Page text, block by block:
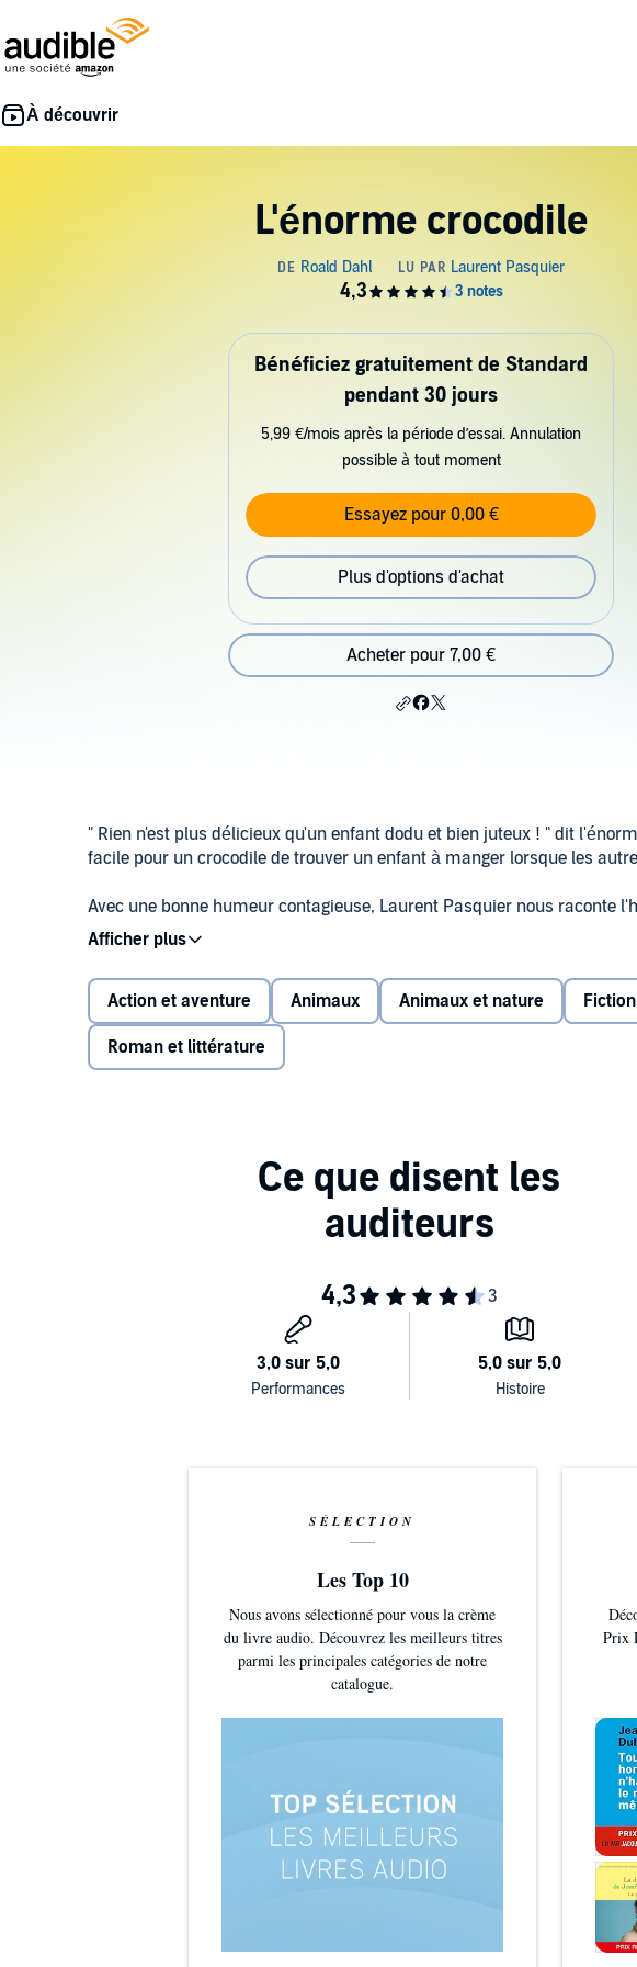
L'énorme crocodile
Bénéficiez gratuitement de Standard
pendant 30 jours
5,99 €/mois après la période d’essai. Annulation
possible à tout moment
Essayez pour 0,00 €
Plus d'options d'achat
Acheter pour 7,00 €
" Rien n'est plus délicieux qu'un enfant dodu et bien juteux ! " dit
facile pour un crocodile de trouver un enfant à manger lorsque les
Avec une bonne humeur contagieuse, Laurent Pasquier nous raconte
recule devant rien pour satisfaire son appétit dévorant...
Titre recommandé par le ministère de l'Éducation nationale pour le
maternelle).
©2016 Editions Gallimard (P)2024 Editions Gallimard
Action et aventure Animaux Animaux et nature
Roman et littérature
SÉLECTION
Les Top 10
Nous avons sélectionné pour vous la crème
du livre audio. Découvrez les meilleurs titres
parmi les principales catégories de notre
catalogue.
Prix